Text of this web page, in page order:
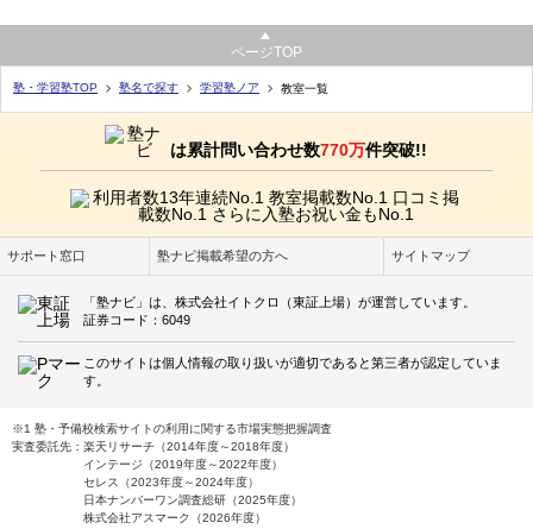
ページTOP
塾・学習塾TOP 塾名で探す 学習塾ノア 教室一覧
は累計問い合わせ数770万件突破!!
サポート窓口 塾ナビ掲載希望の方へ サイトマップ
「塾ナビ」は、株式会社イトクロ（東証上場）が運営しています。
証券コード：6049
このサイトは個人情報の取り扱いが適切であると第三者が認定していま
す。
※1 塾・予備校検索サイトの利用に関する市場実態把握調査
実査委託先：楽天リサーチ（2014年度～2018年度）
インテージ（2019年度～2022年度）
セレス（2023年度～2024年度）
日本ナンバーワン調査総研（2025年度）
株式会社アスマーク（2026年度）